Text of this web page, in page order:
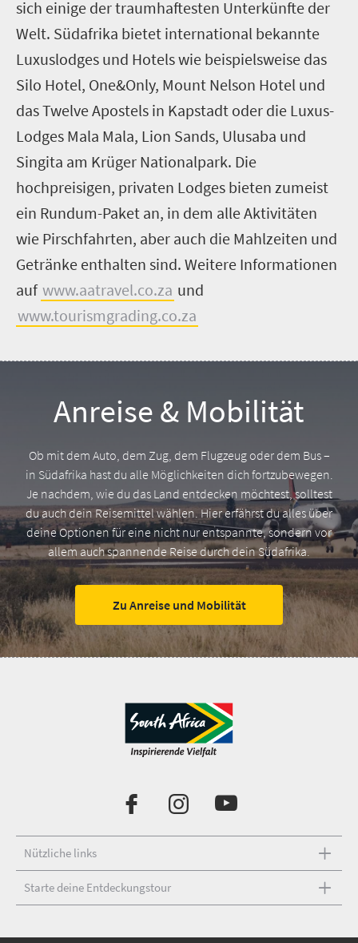
sich einige der traumhaftesten Unterkünfte der
Welt. Südafrika bietet international bekannte
Luxuslodges und Hotels wie beispielsweise das
Silo Hotel, One&Only, Mount Nelson Hotel und
das Twelve Apostels in Kapstadt oder die Luxus-
Lodges Mala Mala, Lion Sands, Ulusaba und
Singita am Krüger Nationalpark. Die
hochpreisigen, privaten Lodges bieten zumeist
ein Rundum-Paket an, in dem alle Aktivitäten
wie Pirschfahrten, aber auch die Mahlzeiten und
Getränke enthalten sind. Weitere Informationen
auf www.aatravel.co.za und
www.tourismgrading.co.za
Anreise & Mobilität
Ob mit dem Auto, dem Zug, dem Flugzeug oder dem Bus –
in Südafrika hast du alle Möglichkeiten dich fortzubewegen.
Je nachdem, wie du das Land entdecken möchtest, solltest
du auch dein Reisemittel wählen. Hier erfährst du alles über
deine Optionen für eine nicht nur entspannte, sondern vor
allem auch spannende Reise durch dein Südafrika.
Zu Anreise und Mobilität
Nützliche links
Starte deine Entdeckungstour